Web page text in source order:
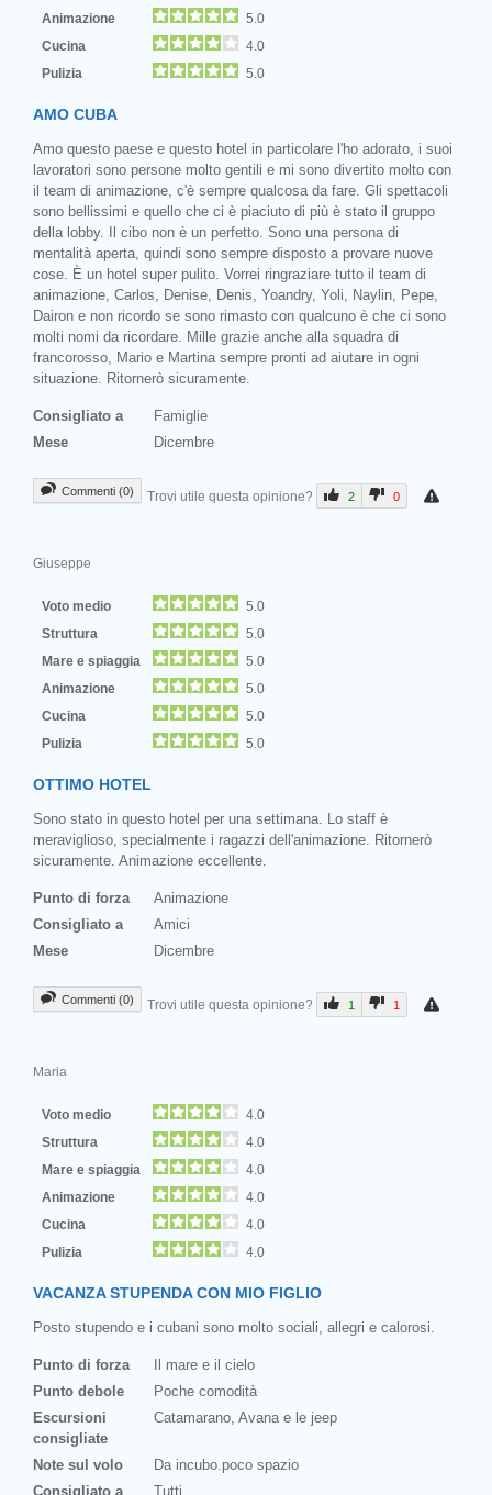
Animazione
5.0
Cucina
4.0
Pulizia
5.0
AMO CUBA
Amo questo paese e questo hotel in particolare l'ho adorato, i suoi
lavoratori sono persone molto gentili e mi sono divertito molto con
il team di animazione, c'è sempre qualcosa da fare. Gli spettacoli
sono bellissimi e quello che ci è piaciuto di più è stato il gruppo
della lobby. Il cibo non è un perfetto. Sono una persona di
mentalità aperta, quindi sono sempre disposto a provare nuove
cose. È un hotel super pulito. Vorrei ringraziare tutto il team di
animazione, Carlos, Denise, Denis, Yoandry, Yoli, Naylin, Pepe,
Dairon e non ricordo se sono rimasto con qualcuno è che ci sono
molti nomi da ricordare. Mille grazie anche alla squadra di
francorosso, Mario e Martina sempre pronti ad aiutare in ogni
situazione. Ritornerò sicuramente.
Consigliato a
Famiglie
Mese
Dicembre
Commenti (0) Trovi utile questa opinione? 2 0
Giuseppe
Voto medio
5.0
Struttura
5.0
Mare e spiaggia
5.0
Animazione
5.0
Cucina
5.0
Pulizia
5.0
OTTIMO HOTEL
Sono stato in questo hotel per una settimana. Lo staff è
meraviglioso, specialmente i ragazzi dell'animazione. Ritornerò
sicuramente. Animazione eccellente.
Punto di forza
Animazione
Consigliato a
Amici
Mese
Dicembre
Commenti (0) Trovi utile questa opinione? 1 1
Maria
Voto medio
4.0
Struttura
4.0
Mare e spiaggia
4.0
Animazione
4.0
Cucina
4.0
Pulizia
4.0
VACANZA STUPENDA CON MIO FIGLIO
Posto stupendo e i cubani sono molto sociali, allegri e calorosi.
Punto di forza
Il mare e il cielo
Punto debole
Poche comodità
Escursioni
consigliate
Catamarano, Avana e le jeep
Note sul volo
Da incubo.poco spazio
Consigliato a
Tutti